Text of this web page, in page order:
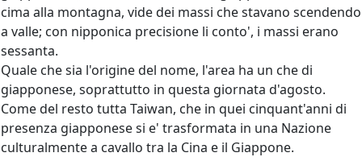
cima alla montagna, vide dei massi che stavano scendendo
a valle; con nipponica precisione li conto', i massi erano
sessanta.
Quale che sia l'origine del nome, l'area ha un che di
giapponese, soprattutto in questa giornata d'agosto.
Come del resto tutta Taiwan, che in quei cinquant'anni di
presenza giapponese si e' trasformata in una Nazione
culturalmente a cavallo tra la Cina e il Giappone.